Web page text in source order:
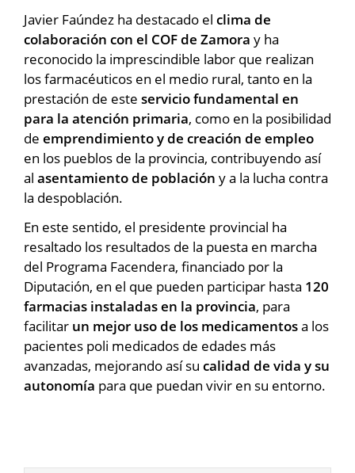
Javier Faúndez ha destacado el clima de
colaboración con el COF de Zamora y ha
reconocido la imprescindible labor que realizan
los farmacéuticos en el medio rural, tanto en la
prestación de este servicio fundamental en
para la atención primaria, como en la posibilidad
de emprendimiento y de creación de empleo
en los pueblos de la provincia, contribuyendo así
al asentamiento de población y a la lucha contra
la despoblación.
En este sentido, el presidente provincial ha
resaltado los resultados de la puesta en marcha
del Programa Facendera, financiado por la
Diputación, en el que pueden participar hasta 120
farmacias instaladas en la provincia, para
facilitar un mejor uso de los medicamentosa los
pacientes poli medicados de edades más
avanzadas, mejorando así su calidad de vida y su
autonomía para que puedan vivir en su entorno.